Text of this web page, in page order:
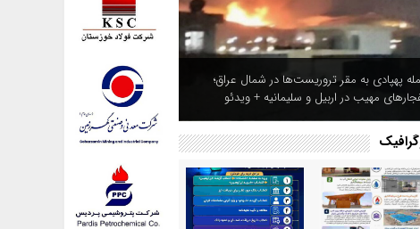
پهپادی به مقر تروریست‌ها در شمال عراق؛
مهیب در اربیل و سلیمانیه + ویدئو